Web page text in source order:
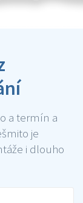
a termín a
je
i dlouho